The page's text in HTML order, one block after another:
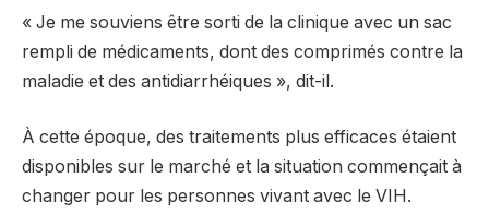
« Je me souviens être sorti de la clinique avec un sac
rempli de médicaments, dont des comprimés contre la
maladie et des antidiarrhéiques », dit-il.
À cette époque, des traitements plus efficaces étaient
disponibles sur le marché et la situation commençait à
changer pour les personnes vivant avec le VIH.